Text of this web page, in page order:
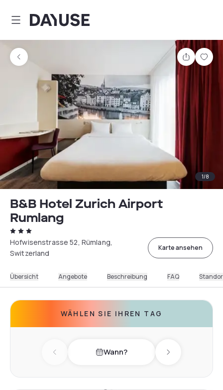
Dayuse
Teilen
1/8
B&B Hotel Zurich Airport
Rumlang
Hofwisenstrasse 52, Rümlang,
Switzerland
Karte ansehen
Übersicht Angebote Beschreibung FAQ
WÄHLEN SIE IHREN TAG
Previous day Wann? Next day